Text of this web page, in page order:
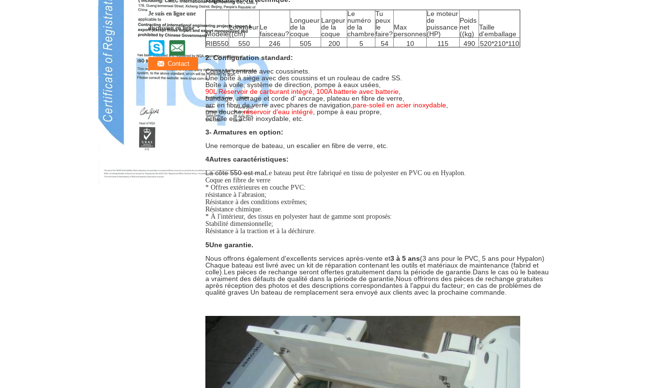
Je suis en ligne une
discussion en ligne
Modèle
Longueur
((cm)
Le
faisceau?
Longueur
de la
coque
Largeur
de la
coque
Le
numéro
de la
chambre
Tu
peux
le
faire?
Max
personnes
Le moteur
de
puissance
(HP)
Poids
net
((kg)
Taille
d'emballage
RIB550
550 246 505 200 5 54 10 115 490
520*210*110
2. Configuration standard:
Console centrale avec coussinets.
Une boîte à siège avec des coussins et un rouleau de cadre SS.
Boîte à voile, système de direction, pompe à eaux usées,
90L Réservoir de carburant intégré, 100A batterie avec batterie
bandage, ancrage et corde d' ancrage, plateau en fibre de verre,
arc en fibre de verre avec phares de navigation, pare-soleil en acier inoxydable
une douche,réservoir d'eau intégré , pompe à eau propre,
échelle en acier inoxydable, etc.
3- Armatures en option:
Une remorque de bateau, un escalier en fibre de verre, etc.
4Autres caractéristiques:
La côte 550 est maLe bateau peut être fabriqué en tissu de polyester en PVC ou en Hyaplon.
Coque en fibre de verre
* Offres extérieures en couche PVC:
résistance à l'abrasion;
Résistance à des conditions extrêmes;
Résistance chimique.
* À l'intérieur, des tissus en polyester haut de gamme sont proposés:
Stabilité dimensionnelle;
Résistance à la traction et à la déchirure.
5Une garantie.
Nous offrons également d'excellents services après-vente et3 à 5 ans(3 ans pour le PVC, 5 ans pour Hypalon)
Chaque bateau est livré avec un kit de réparation contenant les outils et matériaux de maintenance (fabrid et
colle).Les pièces de rechange seront offertes gratuitement dans la période de garantie.Dans le cas où le bateau
a vraiment des défauts de qualité dans la période de garantie,Nous offrirons des pièces de rechange gratuites
après réception des photos et des descriptions correspondantes à l'appui du facteur; en cas de problèmes de
qualité graves Un bateau de remplacement sera envoyé aux clients avec la prochaine commande.